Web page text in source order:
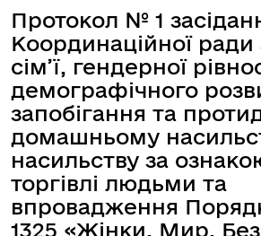
Протокол № 1
Координаційної ради
сім’ї, гендерної
демографічного
запобігання та
домашньому
насильству за
торгівлі людьми та
впровадження
1325 «Жінки. Мир.